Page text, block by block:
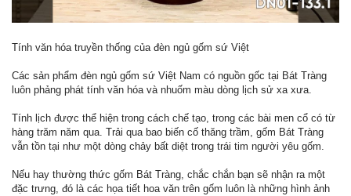
Tính văn hóa truyền thống của đèn ngủ gốm sứ Việt
Các sản phẩm đèn ngủ gốm sứ Việt Nam có nguồn gốc tại Bát Tràng
luôn phảng phát tính văn hóa và nhuốm màu dòng lịch sử xa xưa.
Tính lịch được thể hiện trong cách chế tạo, trong các bài men cổ có từ
hàng trăm năm qua. Trải qua bao biến cố thăng trầm, gốm Bát Tràng
vẫn tồn tại như một dòng chảy bất diệt trong trái tim người yêu gốm.
Nếu hay thường thức gốm Bát Tràng, chắc chắn bạn sẽ nhận ra một
đặc trưng, đó là các họa tiết hoa văn trên gốm luôn là những hình ảnh